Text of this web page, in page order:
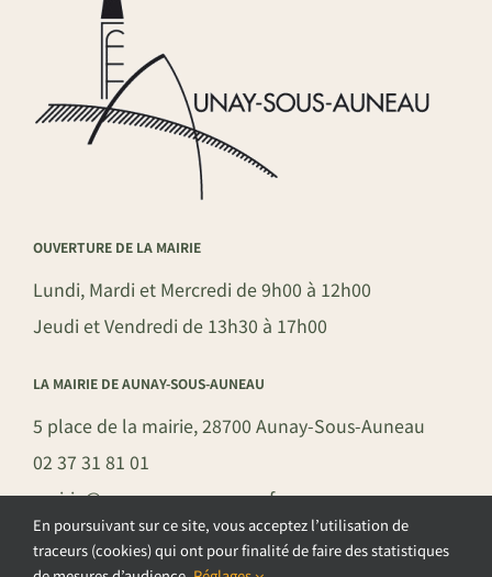
OUVERTURE DE LA MAIRIE
Lundi, Mardi et Mercredi de 9h00 à 12h00
Jeudi et Vendredi de 13h30 à 17h00
LA MAIRIE DE AUNAY-SOUS-AUNEAU
5 place de la mairie, 28700 Aunay-Sous-Auneau
02 37 31 81 01
mairie@aunay-sous-auneau.fr
En poursuivant sur ce site, vous acceptez l’utilisation de
traceurs (cookies) qui ont pour finalité de faire des statistiques